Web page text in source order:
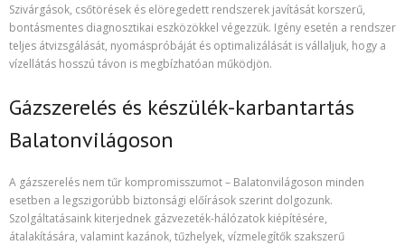
Szivárgások, csőtörések és elöregedett rendszerek javítását korszerű,
bontásmentes diagnosztikai eszközökkel végezzük. Igény esetén a rendszer
teljes átvizsgálását, nyomáspróbáját és optimalizálását is vállaljuk, hogy a
vízellátás hosszú távon is megbízhatóan működjön.
Gázszerelés és készülék-karbantartás
Balatonvilágoson
A gázszerelés nem tűr kompromisszumot – Balatonvilágoson minden
esetben a legszigorúbb biztonsági előírások szerint dolgozunk.
Szolgáltatásaink kiterjednek gázvezeték-hálózatok kiépítésére,
átalakítására, valamint kazánok, tűzhelyek, vízmelegítők szakszerű